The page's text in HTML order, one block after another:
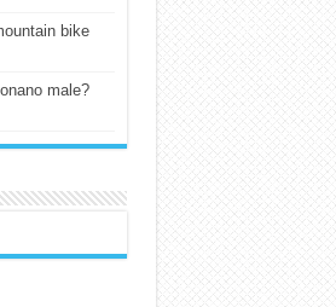
bike
male?